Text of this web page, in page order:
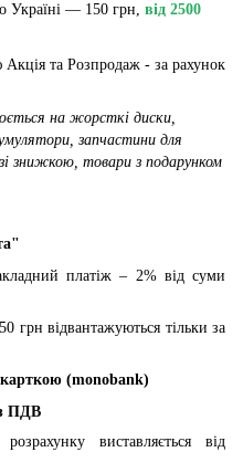
Україні — 150 грн, від 2500
та Розпродаж - за рахунок
на жорсткі диски,
запчастини для
знижкою, товари з подарунком
платіж – 2% від суми
відвантажуються тільки за
(monobank)
ПДВ
виставляється від